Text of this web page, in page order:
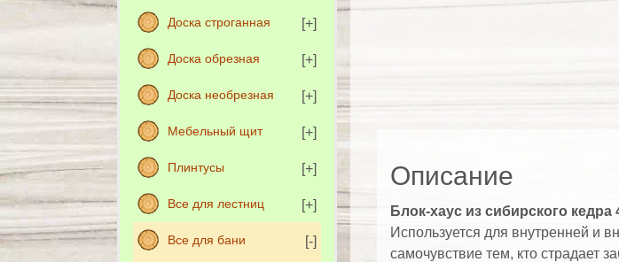
Доска строганная
Доска обрезная
Доска необрезная
Мебельный щит
Плинтусы
Все для лестниц
Все для бани
Описание
Блок-хаус из сибирского кедра
Используется для внутренней и
самочувствие тем, кто страдает